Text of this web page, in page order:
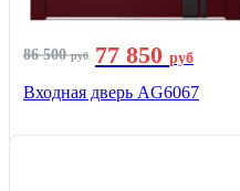
86 500руб 77 850 руб
Входная дверь AG6067